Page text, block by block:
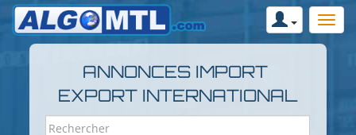
ANNONCES IMPORT
EXPORT INTERNATIONAL